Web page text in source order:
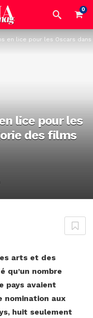
0
en lice pour les Oscars
lice pour les
des films
arts et des
qu’un nombre
pays avaient
nomination aux
huit seulement